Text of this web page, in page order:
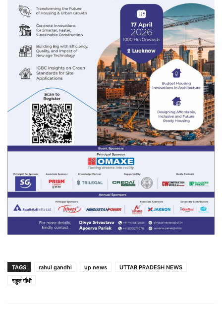
TAGS rahul gandhi up news
UTTAR PRADESH NEWS
राहुल गाँधी